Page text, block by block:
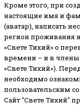
Кроме этого, при
настоящие имя и
(аватар), написать
регион проживания
«Свете Тихий» о
времени – и в
«Свете Тихий»).
необходимо
пользовательским
Сайт "Свете Тихий"